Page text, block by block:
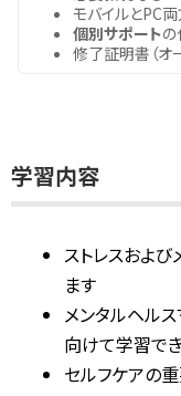
モバイルとPC
個別サポート
修了証明書（オ
学習内容
ストレスおよ
ます
メンタルヘル
向けて学習で
セルフケアの